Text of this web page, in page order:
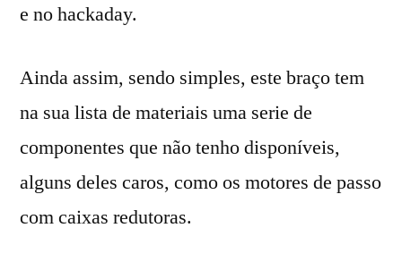
e no hackaday.
Ainda assim, sendo simples, este braço tem
na sua lista de materiais uma serie de
componentes que não tenho disponíveis,
alguns deles caros, como os motores de passo
com caixas redutoras.